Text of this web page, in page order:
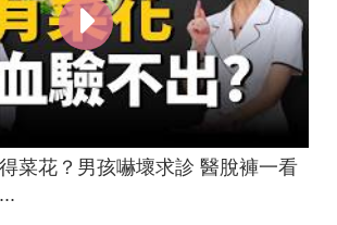
菜花？男孩嚇壞求診 醫脫褲一看